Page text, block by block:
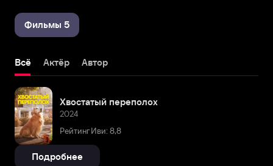
Фильмы 5
Всё Актёр Автор
Хвостатый переполох
2024
Рейтинг Иви: 8,8
Подробнее